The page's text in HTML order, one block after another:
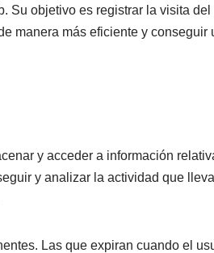
Su objetivo es registrar la visita
manera más eficiente y
y acceder a información
y analizar la actividad que
Las que expiran cuando el